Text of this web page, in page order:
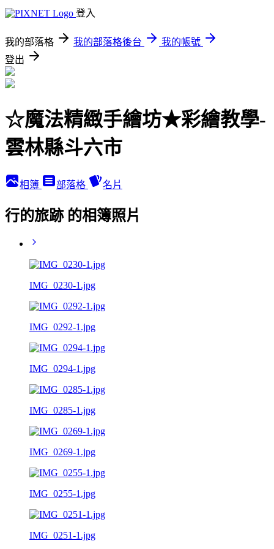
登入
我的部落格 我的部落格後台
我的帳號
登出
☆魔法精緻手繪坊★彩繪教學-
雲林縣斗六市
相簿 部落格 名片
行的旅跡 的相簿照片
IMG_0230-1.jpg
IMG_0292-1.jpg
IMG_0294-1.jpg
IMG_0285-1.jpg
IMG_0269-1.jpg
IMG_0255-1.jpg
IMG_0251-1.jpg